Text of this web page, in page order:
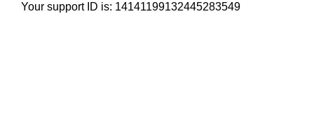
Your support ID is: 14141199132445283549